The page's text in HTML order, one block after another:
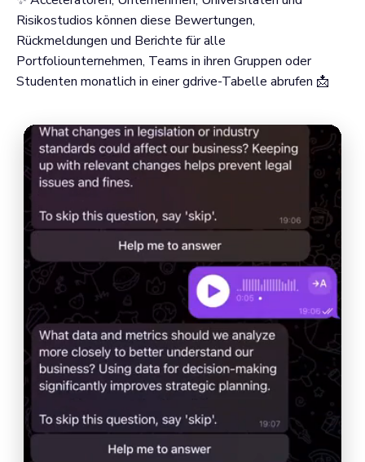
Risikostudios können diese Bewertungen,
Rückmeldungen und Berichte für alle
Portfoliounternehmen, Teams in ihren Gruppen oder
Studenten monatlich in einer gdrive-Tabelle abrufen 📩